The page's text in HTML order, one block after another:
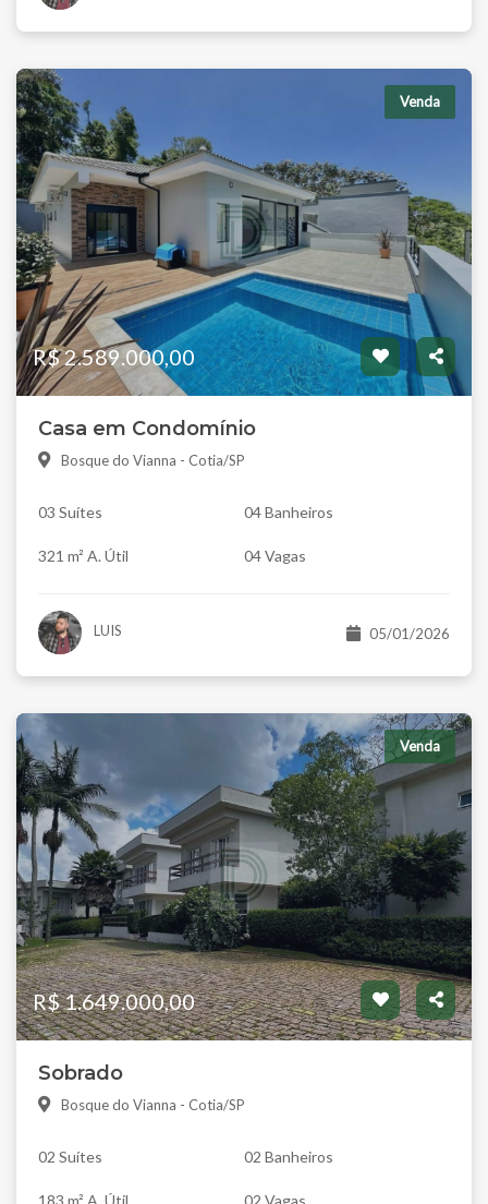
Venda
R$ 2.589.000,00
Casa em Condomínio
Bosque do Vianna - Cotia/SP
03 Suítes 04 Banheiros
321 m² A. Útil 04 Vagas
LUIS 05/01/2026
Venda
R$ 1.649.000,00
Sobrado
Bosque do Vianna - Cotia/SP
02 Suítes 02 Banheiros
183 m² A. Útil 02 Vagas